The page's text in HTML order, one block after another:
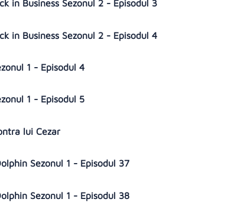
in Business Sezonul 2 - Episodul 3
in Business Sezonul 2 - Episodul 4
1 - Episodul 4
1 - Episodul 5
lui Cezar
Sezonul 1 - Episodul 37
Sezonul 1 - Episodul 38